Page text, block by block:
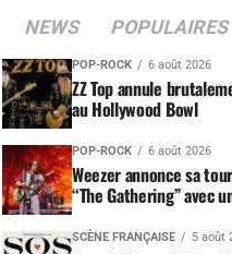
NEWS POPULAIRES
POP-ROCK 6 août 2026
ZZ Top annule
au Hollywood Bowl
POP-ROCK 6 août 2026
Weezer annonce sa
“The Gathering” avec
SCÈNE FRANÇAISE 5 août